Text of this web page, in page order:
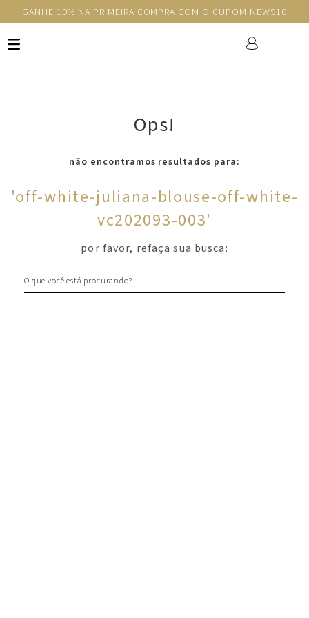
GANHE 10% NA PRIMEIRA COMPRA COM O CUPOM NEWS10
Ops!
não encontramos resultados para:
'off-white-juliana-blouse-off-white-
vc202093-003'
por favor, refaça sua busca: